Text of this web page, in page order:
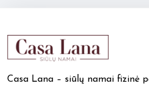
Casa Lana – siūlų namai fizinė